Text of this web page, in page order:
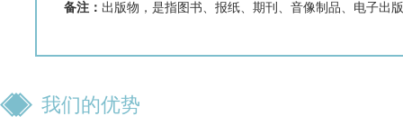
备注： 出版物，是指图书、报纸、期刊、音像制品、电子出
我们的优势